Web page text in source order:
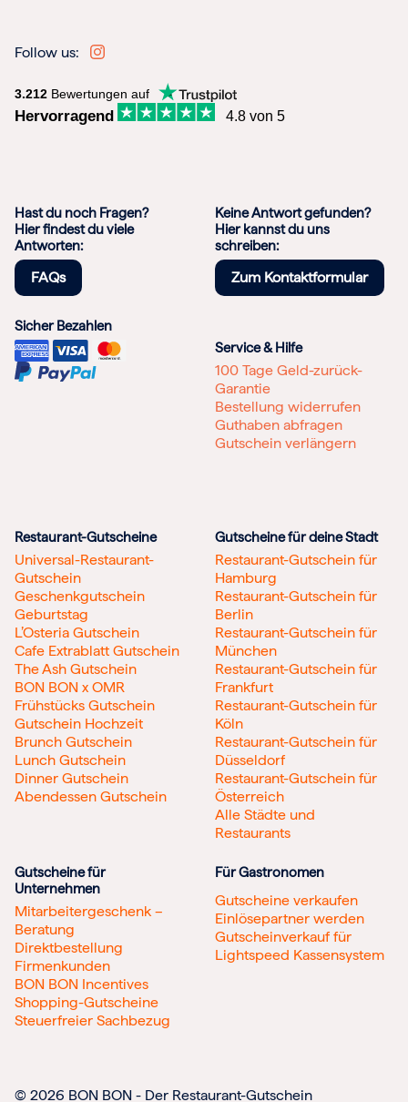
Follow us:
3.212 Bewertungen auf
Hervorragend 4.8 von 5
Hast du noch Fragen?
Hier findest du viele
Antworten:
FAQs
Keine Antwort gefunden?
Hier kannst du uns
schreiben:
Zum Kontaktformular
Sicher Bezahlen
Service & Hilfe
100 Tage Geld-zurück-
Garantie
Bestellung widerrufen
Guthaben abfragen
Gutschein verlängern
Restaurant-Gutscheine
Universal-Restaurant-
Gutschein
Geschenkgutschein
Geburtstag
L’Osteria Gutschein
Cafe Extrablatt Gutschein
The Ash Gutschein
BON BON x OMR
Frühstücks Gutschein
Gutschein Hochzeit
Brunch Gutschein
Lunch Gutschein
Dinner Gutschein
Abendessen Gutschein
Gutscheine für deine Stadt
Restaurant-Gutschein für
Hamburg
Restaurant-Gutschein für
Berlin
Restaurant-Gutschein für
München
Restaurant-Gutschein für
Frankfurt
Restaurant-Gutschein für
Köln
Restaurant-Gutschein für
Düsseldorf
Restaurant-Gutschein für
Österreich
Alle Städte und
Restaurants
Gutscheine für
Unternehmen
Mitarbeitergeschenk –
Beratung
Direktbestellung
Firmenkunden
BON BON Incentives
Shopping-Gutscheine
Steuerfreier Sachbezug
Für Gastronomen
Gutscheine verkaufen
Einlösepartner werden
Gutscheinverkauf für
Lightspeed Kassensystem
© 2026 BON BON - Der Restaurant-Gutschein